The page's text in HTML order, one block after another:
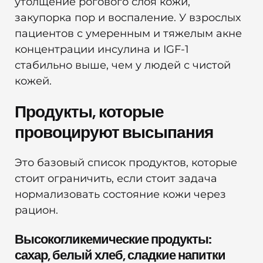
закупорка пор и воспаление. У взрослых
пациентов с умеренным и тяжелым акне
концентрации инсулина и IGF-1
стабильно выше, чем у людей с чистой
кожей.
Продукты, которые
провоцируют высыпания
Это базовый список продуктов, которые
стоит ограничить, если стоит задача
нормализовать состояние кожи через
рацион.
Высокогликемические продукты:
сахар, белый хлеб, сладкие напитки